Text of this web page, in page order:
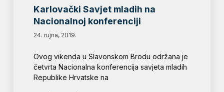
Karlovački Savjet mladih na
Nacionalnoj konferenciji
24. rujna, 2019.
Ovog vikenda u Slavonskom Brodu održana je
četvrta Nacionalna konferencija savjeta mladih
Republike Hrvatske na